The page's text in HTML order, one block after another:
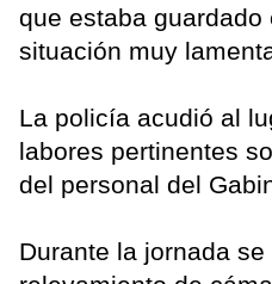
que estaba guardado
situación muy
La policía acudió al
labores pertinentes
del personal del
Durante la jornada